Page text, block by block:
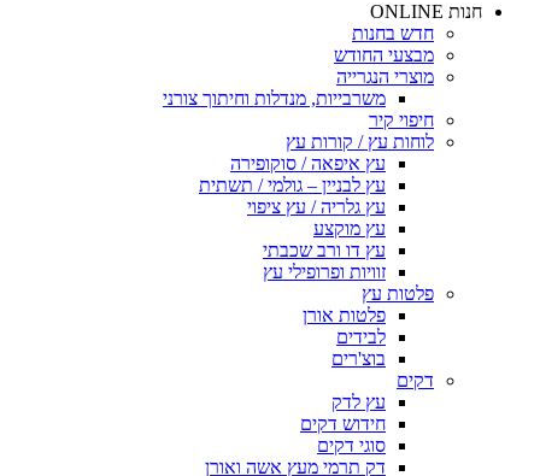
חנות ONLINE
חדש בחנות
מבצעי החודש
מוצרי הנגרייה
משרבייות, מנדלות וחיתוך צורני
חיפוי קיר
לוחות עץ / קורות עץ
עץ איפאה / סוקופירה
עץ לבניין – גולמי / תשתית
עץ גלריה / עץ ציפוי
עץ מוקצע
עץ דו ורב שכבתי
זוויות ופרופילי עץ
פלטות עץ
פלטות אורן
לבידים
בוצ'רים
דקים
עץ לדק
חידוש דקים
סוגי דקים
דק תרמי מעץ אשה ואורן